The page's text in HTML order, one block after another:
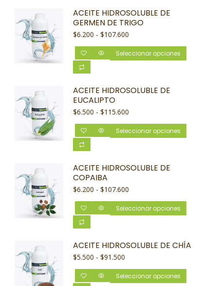
ACEITE HIDROSOLUBLE DE
GERMEN DE TRIGO
$6.200 - $107.600
Seleccionar opciones
ACEITE HIDROSOLUBLE DE
EUCALIPTO
$6.500 - $115.600
Seleccionar opciones
ACEITE HIDROSOLUBLE DE
COPAIBA
$6.200 - $107.600
Seleccionar opciones
ACEITE HIDROSOLUBLE DE CHÍA
$5.500 - $91.500
Seleccionar opciones